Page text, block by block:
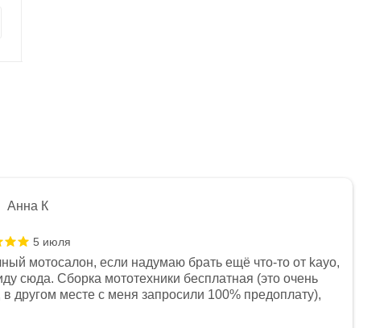
Анна К
5 июля
мотосалон, если надумаю брать ещё что-то от kayo,
сюда. Сборка мототехники бесплатная (это очень
в другом месте с меня запросили 100% предоплату),